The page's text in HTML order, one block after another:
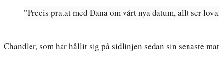
”Precis pratat med Dana om vårt nya datum, allt ser
Chandler, som har hållit sig på sidlinjen sedan sin senaste